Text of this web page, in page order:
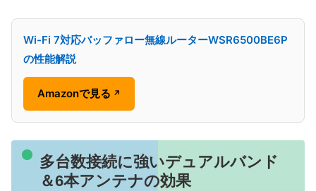
Wi-Fi 7対応バッファロー無線ルーターWSR6500BE6P
の性能解説
Amazonで見る ↗
多台数接続に強いデュアルバンド
＆6本アンテナの効果